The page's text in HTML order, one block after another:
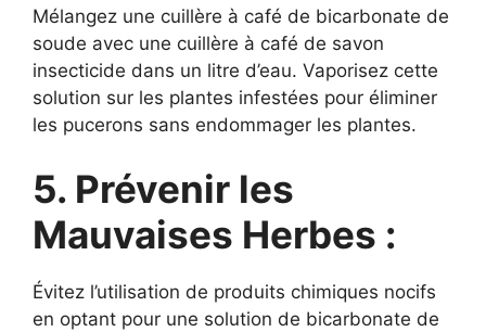
Mélangez une cuillère à café de bicarbonate de
soude avec une cuillère à café de savon
insecticide dans un litre d’eau. Vaporisez cette
solution sur les plantes infestées pour éliminer
les pucerons sans endommager les plantes.
5. Prévenir les
Mauvaises Herbes :
Évitez l’utilisation de produits chimiques nocifs
en optant pour une solution de bicarbonate de